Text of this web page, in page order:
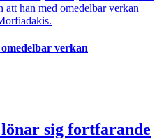
att han med omedelbar verkan
verkan
sig fortfarande